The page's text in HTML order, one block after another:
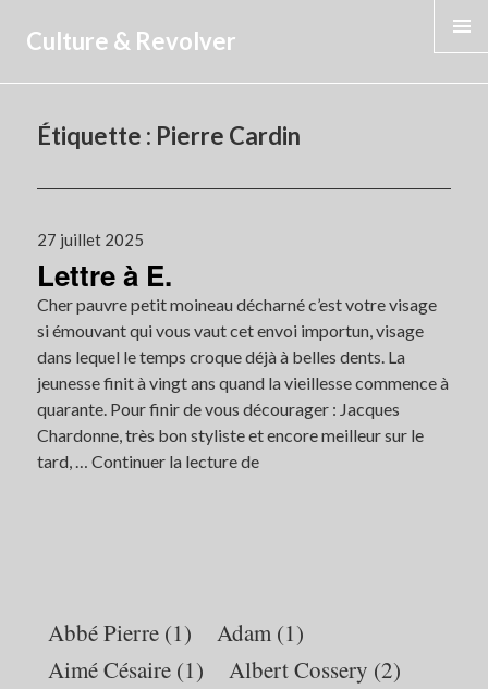
Culture & Revolver
Étiquette : Pierre Cardin
Publié
le
27 juillet 2025
Lettre à E.
Cher pauvre petit moineau décharné c’est votre visage
si émouvant qui vous vaut cet envoi importun, visage
dans lequel le temps croque déjà à belles dents. La
jeunesse finit à vingt ans quand la vieillesse commence à
quarante. Pour finir de vous décourager : Jacques
Chardonne, très bon styliste et encore meilleur sur le
tard, …Continuer la lecture de
Abbé Pierre (1) Adam (1)
Aimé Césaire (1) Albert Cossery (2)